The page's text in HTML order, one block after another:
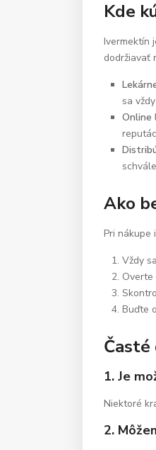
Kde
Ivermektín
dodržiavať
sa
Online
Ako
Pri nákupe
Vždy
Overte
Buďte
Časté
1. Je
Niektoré
2.